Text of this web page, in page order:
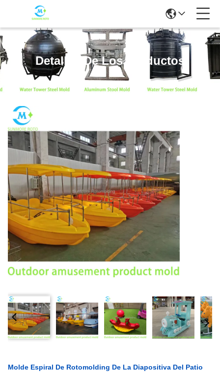
Detalles De Los Productos
Molde Espiral De Rotomolding De La Diapositiva Del Patio